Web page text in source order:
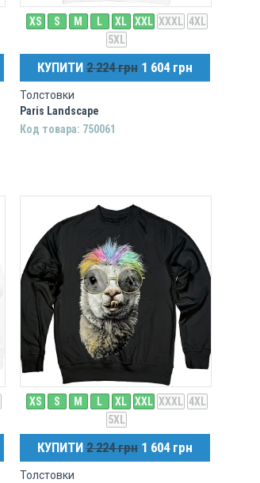
XS S M L XL XXL XXXL 4XL
5XL
КУПИТИ 2 224 грн 1 604 грн
Толстовки
Paris Landscape
Код товара: 750061
XS S M L XL XXL XXXL 4XL
5XL
КУПИТИ 2 224 грн 1 604 грн
Толстовки